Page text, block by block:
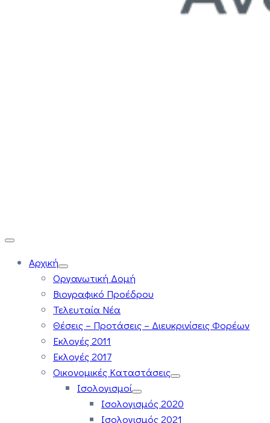
Αρχική
Οργανωτική Δομή
Βιογραφικό Προέδρου
Τελευταία Νέα
Θέσεις – Προτάσεις – Διευκρινίσεις Φορέων
Εκλογές 2011
Εκλογές 2017
Οικονομικές Καταστάσεις
Ισολογισμοί
Ισολογισμός 2020
Ισολογισμός 2021